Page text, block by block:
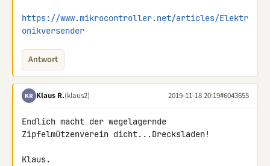
https://www.mikrocontroller.net/articles/Elektr
onikversender
Antwort
KR Klaus R.(klaus2) 2019-11-18 20:19#6043655
Endlich macht der wegelagernde
Zipfelmützenverein dicht...Drecksladen!
Klaus.